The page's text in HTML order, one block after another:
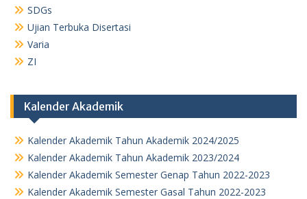
SDGs
Ujian Terbuka Disertasi
Varia
ZI
Kalender Akademik
Kalender Akademik Tahun Akademik 2024/2025
Kalender Akademik Tahun Akademik 2023/2024
Kalender Akademik Semester Genap Tahun 2022-2023
Kalender Akademik Semester Gasal Tahun 2022-2023